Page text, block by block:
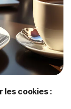
les cookies :